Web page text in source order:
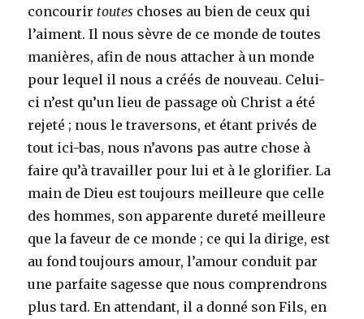
concourir toutes choses au bien de ceux qui
l’aiment. Il nous sèvre de ce monde de toutes
manières, afin de nous attacher à un monde
pour lequel il nous a créés de nouveau. Celui-
ci n’est qu’un lieu de passage où Christ a été
rejeté ; nous le traversons, et étant privés de
tout ici-bas, nous n’avons pas autre chose à
faire qu’à travailler pour lui et à le glorifier. La
main de Dieu est toujours meilleure que celle
des hommes, son apparente dureté meilleure
que la faveur de ce monde ; ce qui la dirige, est
au fond toujours amour, l’amour conduit par
une parfaite sagesse que nous comprendrons
plus tard. En attendant, il a donné son Fils, en